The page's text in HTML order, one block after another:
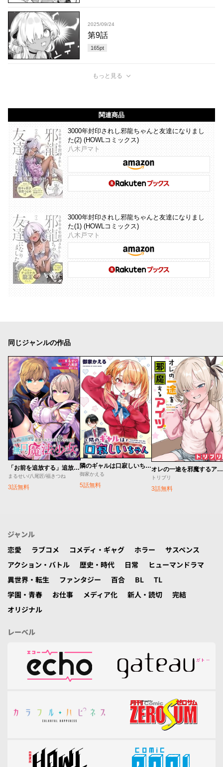
2025/09/24
第9話
165pt
もっと見る
関連商品
3000年封印されし邪龍ちゃんと友達になりまし
た(2) (HOWLコミックス)
八木戸マト
3000年封印されし邪龍ちゃんと友達になりまし
た(1) (HOWLコミックス)
八木戸マト
同じジャンルの作品
「お前を追放する」追放されたのは俺ではなく無口な魔法少女でした
まるせい/八尾匠/福きつね
3話無料
隣のギャルは口寂しいちゃん
御家かえる
5話無料
オレの一途を邪魔するアイツ
トリブリ
3話無料
ジャンル
恋愛
ラブコメ コメディ・ギャグ ホラー
サスペンス
アクション・バトル
歴史・時代 日常
ヒューマンドラマ
異世界・転生
ファンタジー 百合 BL
TL
学園・青春
お仕事 メディア化 新人・読切
完結
オリジナル
レーベル